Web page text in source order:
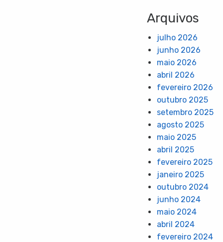
Arquivos
julho 2026
junho 2026
maio 2026
abril 2026
fevereiro 2026
outubro 2025
setembro 2025
agosto 2025
maio 2025
abril 2025
fevereiro 2025
janeiro 2025
outubro 2024
junho 2024
maio 2024
abril 2024
fevereiro 2024